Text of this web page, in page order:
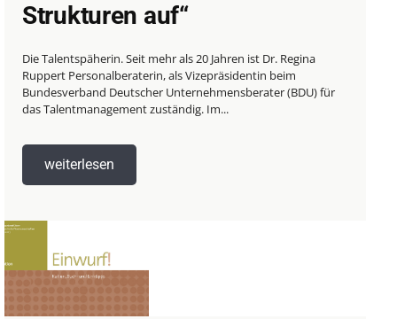
Strukturen auf“
Die Talentspäherin. Seit mehr als 20 Jahren ist Dr. Regina
Ruppert Personalberaterin, als Vizepräsidentin beim
Bundesverband Deutscher Unternehmensberater (BDU) für
das Talentmanagement zuständig. Im...
weiterlesen